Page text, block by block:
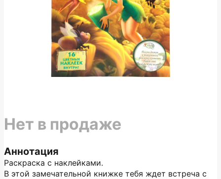
Аннотация
Раскраска с наклейками.
В этой замечательной книжке тебя ждет встреча с
Нет в продаже